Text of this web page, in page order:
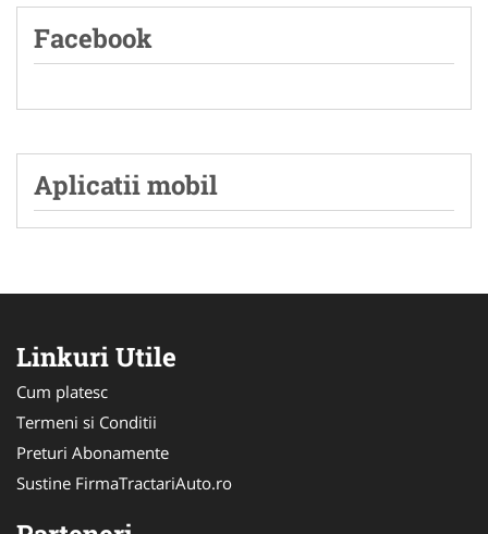
Facebook
Aplicatii mobil
Linkuri Utile
Cum platesc
Termeni si Conditii
Preturi Abonamente
Sustine FirmaTractariAuto.ro